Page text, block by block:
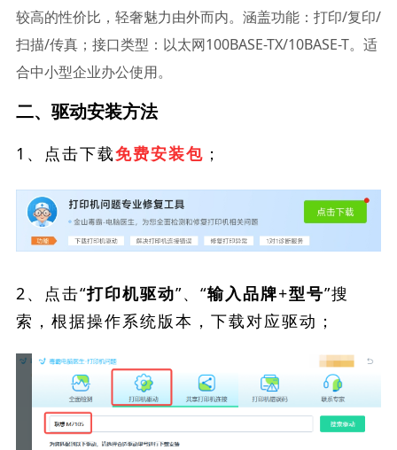
较高的性价比，轻奢魅力由外而内。涵盖功能：打印/复印/
扫描/传真；接口类型：以太网100BASE-TX/10BASE-T。适
合中小型企业办公使用。
二、驱动安装方法
1、点击下载免费安装包 ；
2、点击“打印机驱动”、“输入品牌+型号”搜
索，根据操作系统版本，下载对应驱动；